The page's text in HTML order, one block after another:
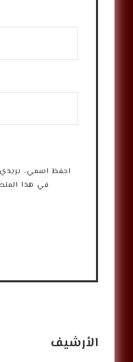
احفظ اسمي، بريدي
في هذا
الأرشيف